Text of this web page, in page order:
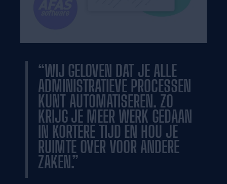
“WIJ GELOVEN DAT JE ALLE
ADMINISTRATIEVE PROCESSEN
KUNT AUTOMATISEREN. ZO
KRIJG JE MEER WERK GEDAAN
IN KORTERE TIJD EN HOU JE
RUIMTE OVER VOOR ANDERE
ZAKEN.”